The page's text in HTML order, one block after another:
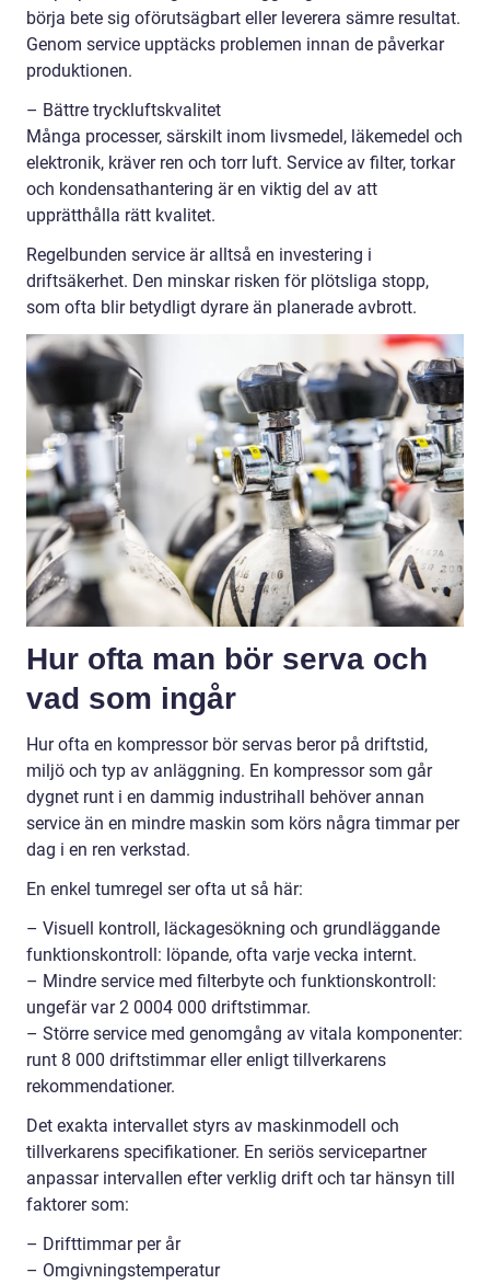
börja bete sig oförutsägbart eller leverera sämre resultat.
Genom service upptäcks problemen innan de påverkar
produktionen.
– Bättre tryckluftskvalitet
Många processer, särskilt inom livsmedel, läkemedel och
elektronik, kräver ren och torr luft. Service av filter, torkar
och kondensathantering är en viktig del av att
upprätthålla rätt kvalitet.
Regelbunden service är alltså en investering i
driftsäkerhet. Den minskar risken för plötsliga stopp,
som ofta blir betydligt dyrare än planerade avbrott.
Hur ofta man bör serva och
vad som ingår
Hur ofta en kompressor bör servas beror på driftstid,
miljö och typ av anläggning. En kompressor som går
dygnet runt i en dammig industrihall behöver annan
service än en mindre maskin som körs några timmar per
dag i en ren verkstad.
En enkel tumregel ser ofta ut så här:
– Visuell kontroll, läckagesökning och grundläggande
funktionskontroll: löpande, ofta varje vecka internt.
– Mindre service med filterbyte och funktionskontroll:
ungefär var 2 0004 000 driftstimmar.
– Större service med genomgång av vitala komponenter:
runt 8 000 driftstimmar eller enligt tillverkarens
rekommendationer.
Det exakta intervallet styrs av maskinmodell och
tillverkarens specifikationer. En seriös servicepartner
anpassar intervallen efter verklig drift och tar hänsyn till
faktorer som:
– Drifttimmar per år
– Omgivningstemperatur